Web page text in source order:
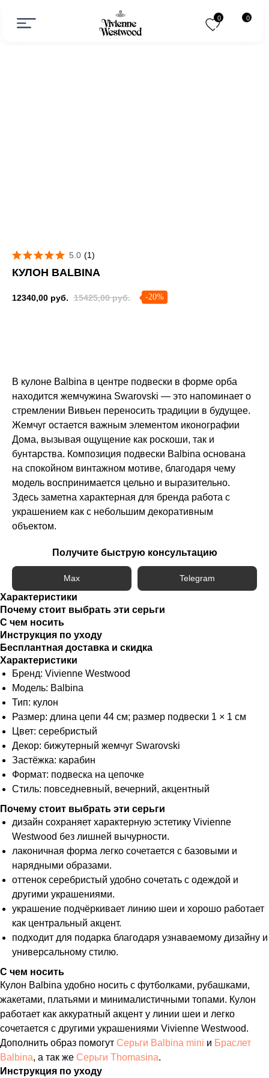
5.0 (1)
КУЛОН BALBINA
12340,00 руб. 15425,00 руб. -20%
В кулоне Balbina в центре подвески в форме орба
находится жемчужина Swarovski — это напоминает о
стремлении Вивьен переносить традиции в будущее.
Жемчуг остается важным элементом иконографии
Дома, вызывая ощущение как роскоши, так и
бунтарства. Композиция подвески Balbina основана
на спокойном винтажном мотиве, благодаря чему
модель воспринимается цельно и выразительно.
Здесь заметна характерная для бренда работа с
украшением как с небольшим декоративным
объектом.
Получите быструю консультацию
Max Telegram
Характеристики
Почему стоит выбрать эти серьги
С чем носить
Инструкция по уходу
Бесплантная доставка и скидка
Характеристики
Бренд: Vivienne Westwood
Модель: Balbina
Тип: кулон
Размер: длина цепи 44 см; размер подвески 1 × 1 см
Цвет: серебристый
Декор: бижутерный жемчуг Swarovski
Застёжка: карабин
Формат: подвеска на цепочке
Стиль: повседневный, вечерний, акцентный
Почему стоит выбрать эти серьги
дизайн сохраняет характерную эстетику Vivienne
Westwood без лишней вычурности.
лаконичная форма легко сочетается с базовыми и
нарядными образами.
оттенок серебристый удобно сочетать с одеждой и
другими украшениями.
украшение подчёркивает линию шеи и хорошо работает
как центральный акцент.
подходит для подарка благодаря узнаваемому дизайну и
универсальному стилю.
С чем носить
Кулон Balbina удобно носить с футболками, рубашками,
жакетами, платьями и минималистичными топами. Кулон
работает как аккуратный акцент у линии шеи и легко
сочетается с другими украшениями Vivienne Westwood.
Дополнить образ помогут Серьги Balbina mini и Браслет
Balbina, а так же Серьги Thomasina.
Инструкция по уходу